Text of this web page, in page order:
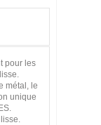
pour les
métal, le
unique